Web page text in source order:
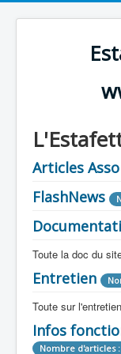
Articles Asso
FlashNews
Toute la doc du
Revue de
Tous les
Camping
Entretien
Toute sur
Mécanique
Infos
Nombre d'articles